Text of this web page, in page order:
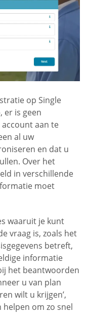
op Single
er is geen
aan te
al uw
en dat u
Over het
in verschillende
moet
waaruit je kunt
vraag is, zoals het
betreft,
informatie
het beantwoorden
u van plan
wilt u krijgen’,
om zo snel